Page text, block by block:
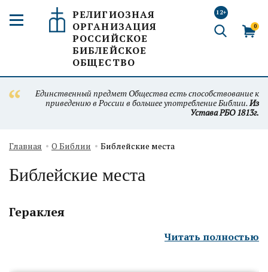
РЕЛИГИОЗНАЯ
ОРГАНИЗАЦИЯ
РОССИЙСКОЕ
БИБЛЕЙСКОЕ
ОБЩЕСТВО
12+
0
Единственный предмет Общества есть способствование к
приведению в России в большее употребление Библии.Из
Устава РБО 1813г.
Главная О Библии Библейские места
Библейские места
Гераклея
Читать полностью